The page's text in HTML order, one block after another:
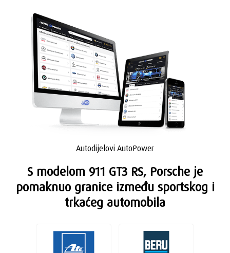
Autodijelovi AutoPower
S modelom 911 GT3 RS, Porsche je
pomaknuo granice između sportskog i
trkaćeg automobila